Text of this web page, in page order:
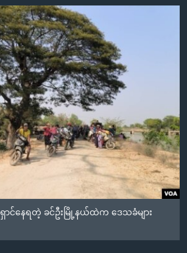
ာင်နေရတဲ့ ခင်ဦးမြို့နယ်ထဲက ဒေသခံများ